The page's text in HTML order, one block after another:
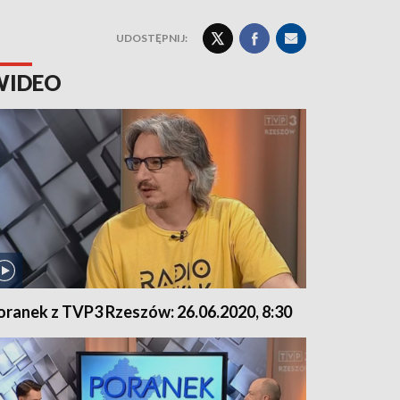
UDOSTĘPNIJ:
z TVP3 Rzeszów: 26.06.2020, 8:30